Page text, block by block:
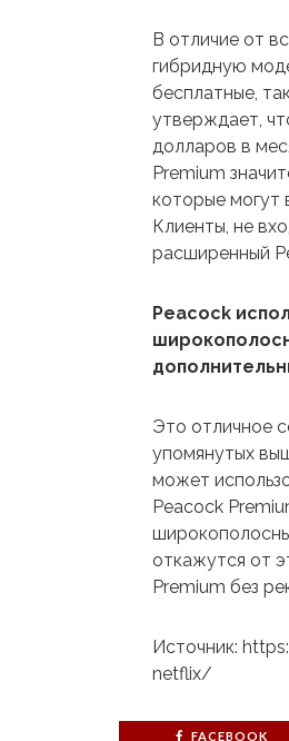
В отличие от
гибридную
бесплатные,
утверждает,
долларов в
Premium
которые могут
Клиенты, не
расширенный
Peacock
Это отличное
упомянутых
может
Peacock
откажутся от
Premium без
Источник:
netflix/
FACEBOOK